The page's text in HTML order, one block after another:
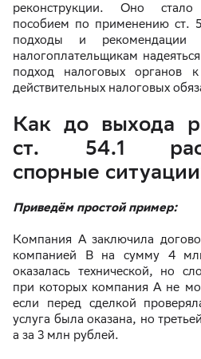
реконструкции. Оно
пособием по применению
подходы и рекомендации
налогоплательщикам
подход налоговых органов
действительных налоговых
Как до выхода
ст. 54.1
спорные
Приведём простой пример:
Компания А заключила
компанией В на сумму 4
оказалась технической, но
при которых компания А не
если перед сделкой
услуга была оказана, но
а за 3 млн рублей.